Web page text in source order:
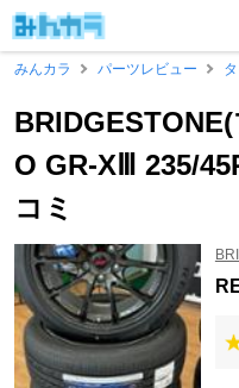
みんカラ
パーツレビュー
O GR-XⅢ 235/
コミ